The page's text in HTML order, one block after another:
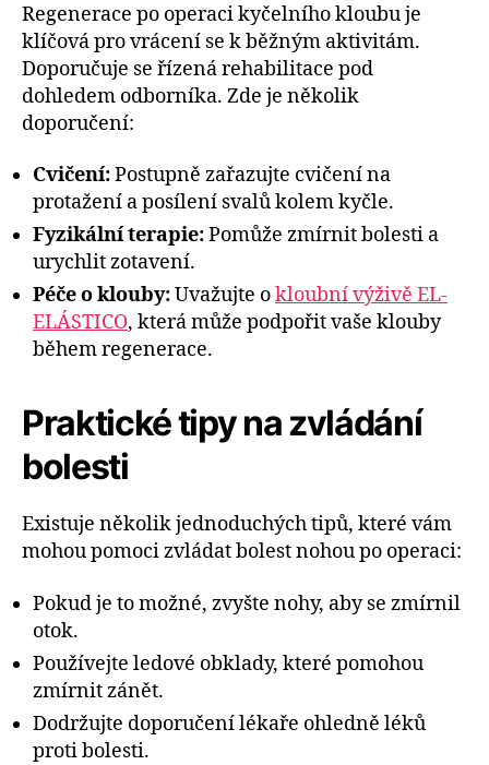
Regenerace po operaci kyčelního kloubu je
klíčová pro vrácení se k běžným aktivitám.
Doporučuje se řízená rehabilitace pod
dohledem odborníka. Zde je několik
doporučení:
Cvičení:Postupně zařazujte cvičení na
protažení a posílení svalů kolem kyčle.
Fyzikální terapie:Pomůže zmírnit bolesti a
urychlit zotavení.
Péče o klouby:Uvažujte okloubní výživě EL-
ELÁSTICO, která může podpořit vaše klouby
během regenerace.
Praktické tipy na zvládání
bolesti
Existuje několik jednoduchých tipů, které vám
mohou pomoci zvládat bolest nohou po operaci:
Pokud je to možné, zvyšte nohy, aby se zmírnil
otok.
Používejte ledové obklady, které pomohou
zmírnit zánět.
Dodržujte doporučení lékaře ohledně léků
proti bolesti.